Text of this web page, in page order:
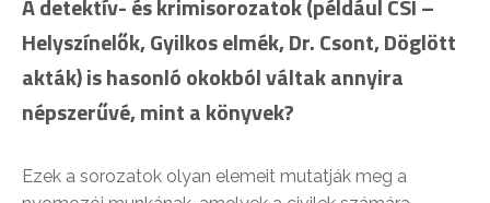
A detektív- és krimisorozatok (például CSI –
Helyszínelők, Gyilkos elmék, Dr. Csont, Döglött
akták) is hasonló okokból váltak annyira
népszerűvé, mint a könyvek?
Ezek a sorozatok olyan elemeit mutatják meg a